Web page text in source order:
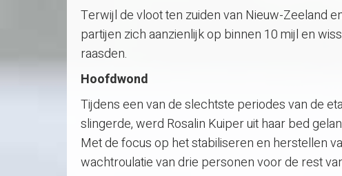
Terwijl de vloot ten zuiden van Nieuw-Zeeland
partijen zich aanzienlijk op binnen 10 mijl en
raasden.
Hoofdwond
Tijdens een van de slechtste periodes van de
slingerde, werd Rosalin Kuiper uit haar bed
Met de focus op het stabiliseren en herstellen
wachtroulatie van drie personen voor de rest